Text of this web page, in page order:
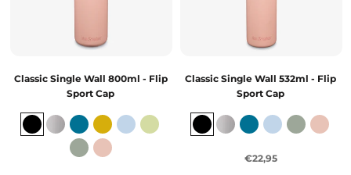
Classic Single Wall 800ml - Flip
Sport Cap
Classic Single Wall 532ml - Flip
Sport Cap
€22,95